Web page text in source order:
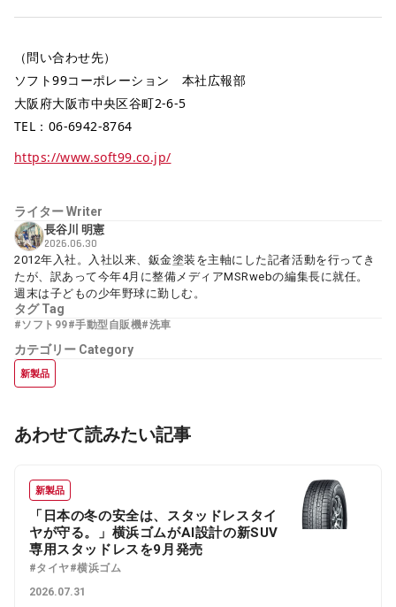
（問い合わせ先）
ソフト99コーポレーション 本社広報部
大阪府大阪市中央区谷町2-6-5
TEL：06-6942-8764
https://www.soft99.co.jp/
ライターWriter
長谷川 明憲
2026.06.30
2012年入社。入社以来、鈑金塗装を主軸にした記者活動を行ってき
たが、訳あって今年4月に整備メディアMSRwebの編集長に就任。
週末は子どもの少年野球に勤しむ。
タグTag
#ソフト99#手動型自販機#洗車
カテゴリー Category
新製品
あわせて読みたい記事
新製品
「日本の冬の安全は、スタッドレスタイ
ヤが守る。」横浜ゴムがAI設計の新SUV
専用スタッドレスを9月発売
#タイヤ#横浜ゴム
2026.07.31